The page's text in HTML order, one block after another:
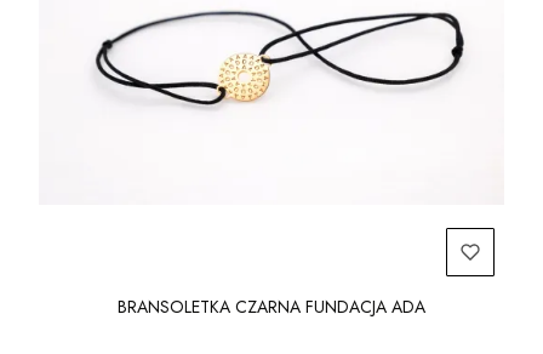
BRANSOLETKA CZARNA FUNDACJA ADA